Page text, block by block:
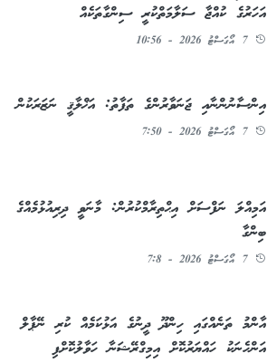
އަހަރުގެ ކުއްޖާ ސަލާމަތްކުރީ ސިންގާތަކެއް
7 އޯގަސްޓު 2026 - 10:56
އިންސާނުންނާއި ޖަނަވާރުންގެ ތަފާތު: އަޚްލާޤީ ނަޒަރަކުން
7 އޯގަސްޓު 2026 - 7:50
އަމިއްލަ ނަފްސަށް އިޙްތިރާމްކުރުން: މާނަވީ ދިރިއުޅުމެއްގެ
ބިންގާ
7 އޯގަސްޓު 2026 - 7:8
އާންމު ތަނެއްގައި ހިންދޫ ދީނުގެ އަޅުކަމެއް ކުރި ނޭޕާލް
އަންހެނަކު ހައްޔަރުކޮށް އިމިގްރޭޝަނާ ހަވާލުކޮށްފި